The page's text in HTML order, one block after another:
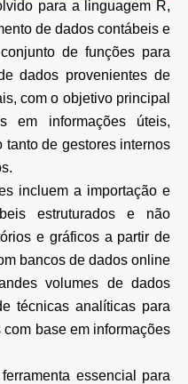
para a linguagem R,
de dados contábeis e
de funções para
dados provenientes de
com o objetivo principal
em informações úteis,
de gestores internos
incluem a importação e
estruturados e não
e gráficos a partir de
bancos de dados online
volumes de dados
técnicas analíticas para
base em informações
essencial para